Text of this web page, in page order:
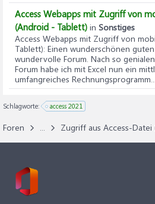
Access Webapps mit Zugriff von
(Android - Tablett) in Sonstiges
Access Webapps mit Zugriff von
Tablett): Einen wunderschönen
wundervolle Forum. Nach so
Forum habe ich mit Excel nun ein
umfangreiches Rechnungsprogramm...
Schlagworte: access 2021
Foren ... Zugriff aus Access-Datei